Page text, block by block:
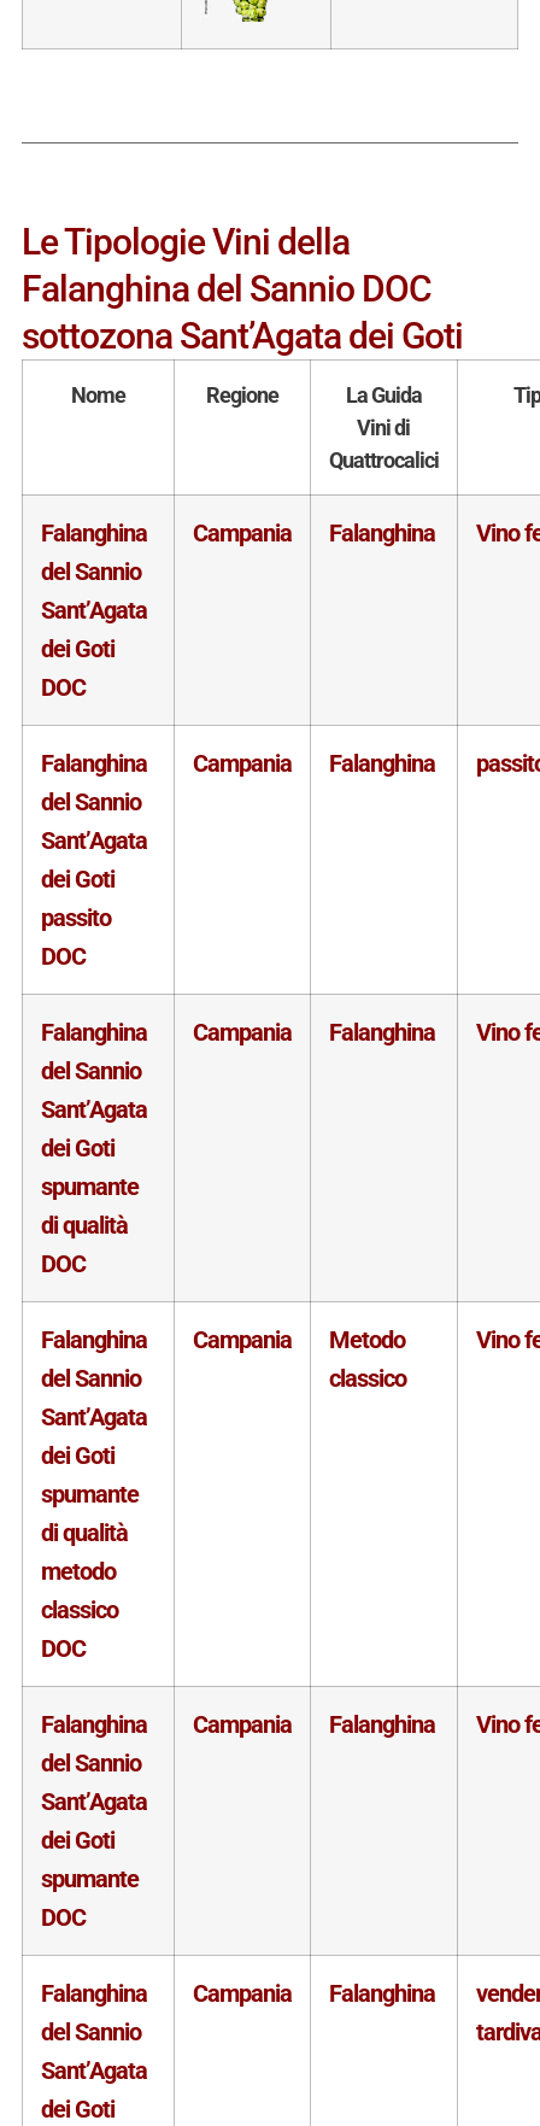
Le Tipologie Vini della
Falanghina del Sannio DOC
sottozona Sant’Agata dei Goti
Nome Regione
La Guida
Vini di
Quattrocalici
Falanghina
del Sannio
Sant’Agata
dei Goti
DOC
Campania Falanghina Vino
Falanghina
del Sannio
Sant’Agata
dei Goti
passito
DOC
Campania Falanghina
Falanghina
del Sannio
Sant’Agata
dei Goti
spumante
di qualità
DOC
Campania Falanghina Vino
Falanghina
del Sannio
Sant’Agata
dei Goti
spumante
di qualità
metodo
classico
DOC
Campania
Metodo
classico
Vino
Falanghina
del Sannio
Sant’Agata
dei Goti
spumante
DOC
Campania Falanghina Vino
Falanghina
del Sannio
Sant’Agata
dei Goti
Campania Falanghina